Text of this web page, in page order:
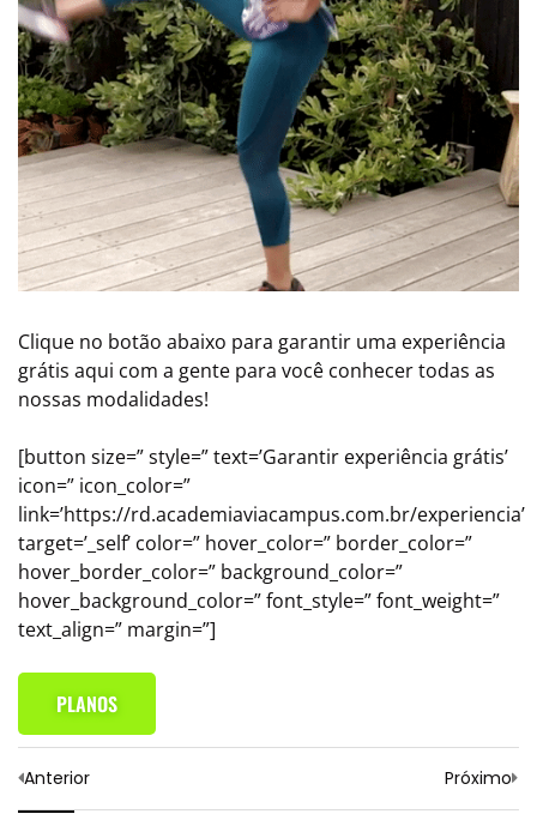
Clique no botão abaixo para garantir uma experiência
grátis aqui com a gente para você conhecer todas as
nossas modalidades!
[button size=” style=” text=’Garantir experiência grátis’
icon=” icon_color=”
link=’https://rd.academiaviacampus.com.br/experiencia’
target=’_self’ color=” hover_color=” border_color=”
hover_border_color=” background_color=”
hover_background_color=” font_style=” font_weight=”
text_align=” margin=”]
PLANOS
Anterior Próximo